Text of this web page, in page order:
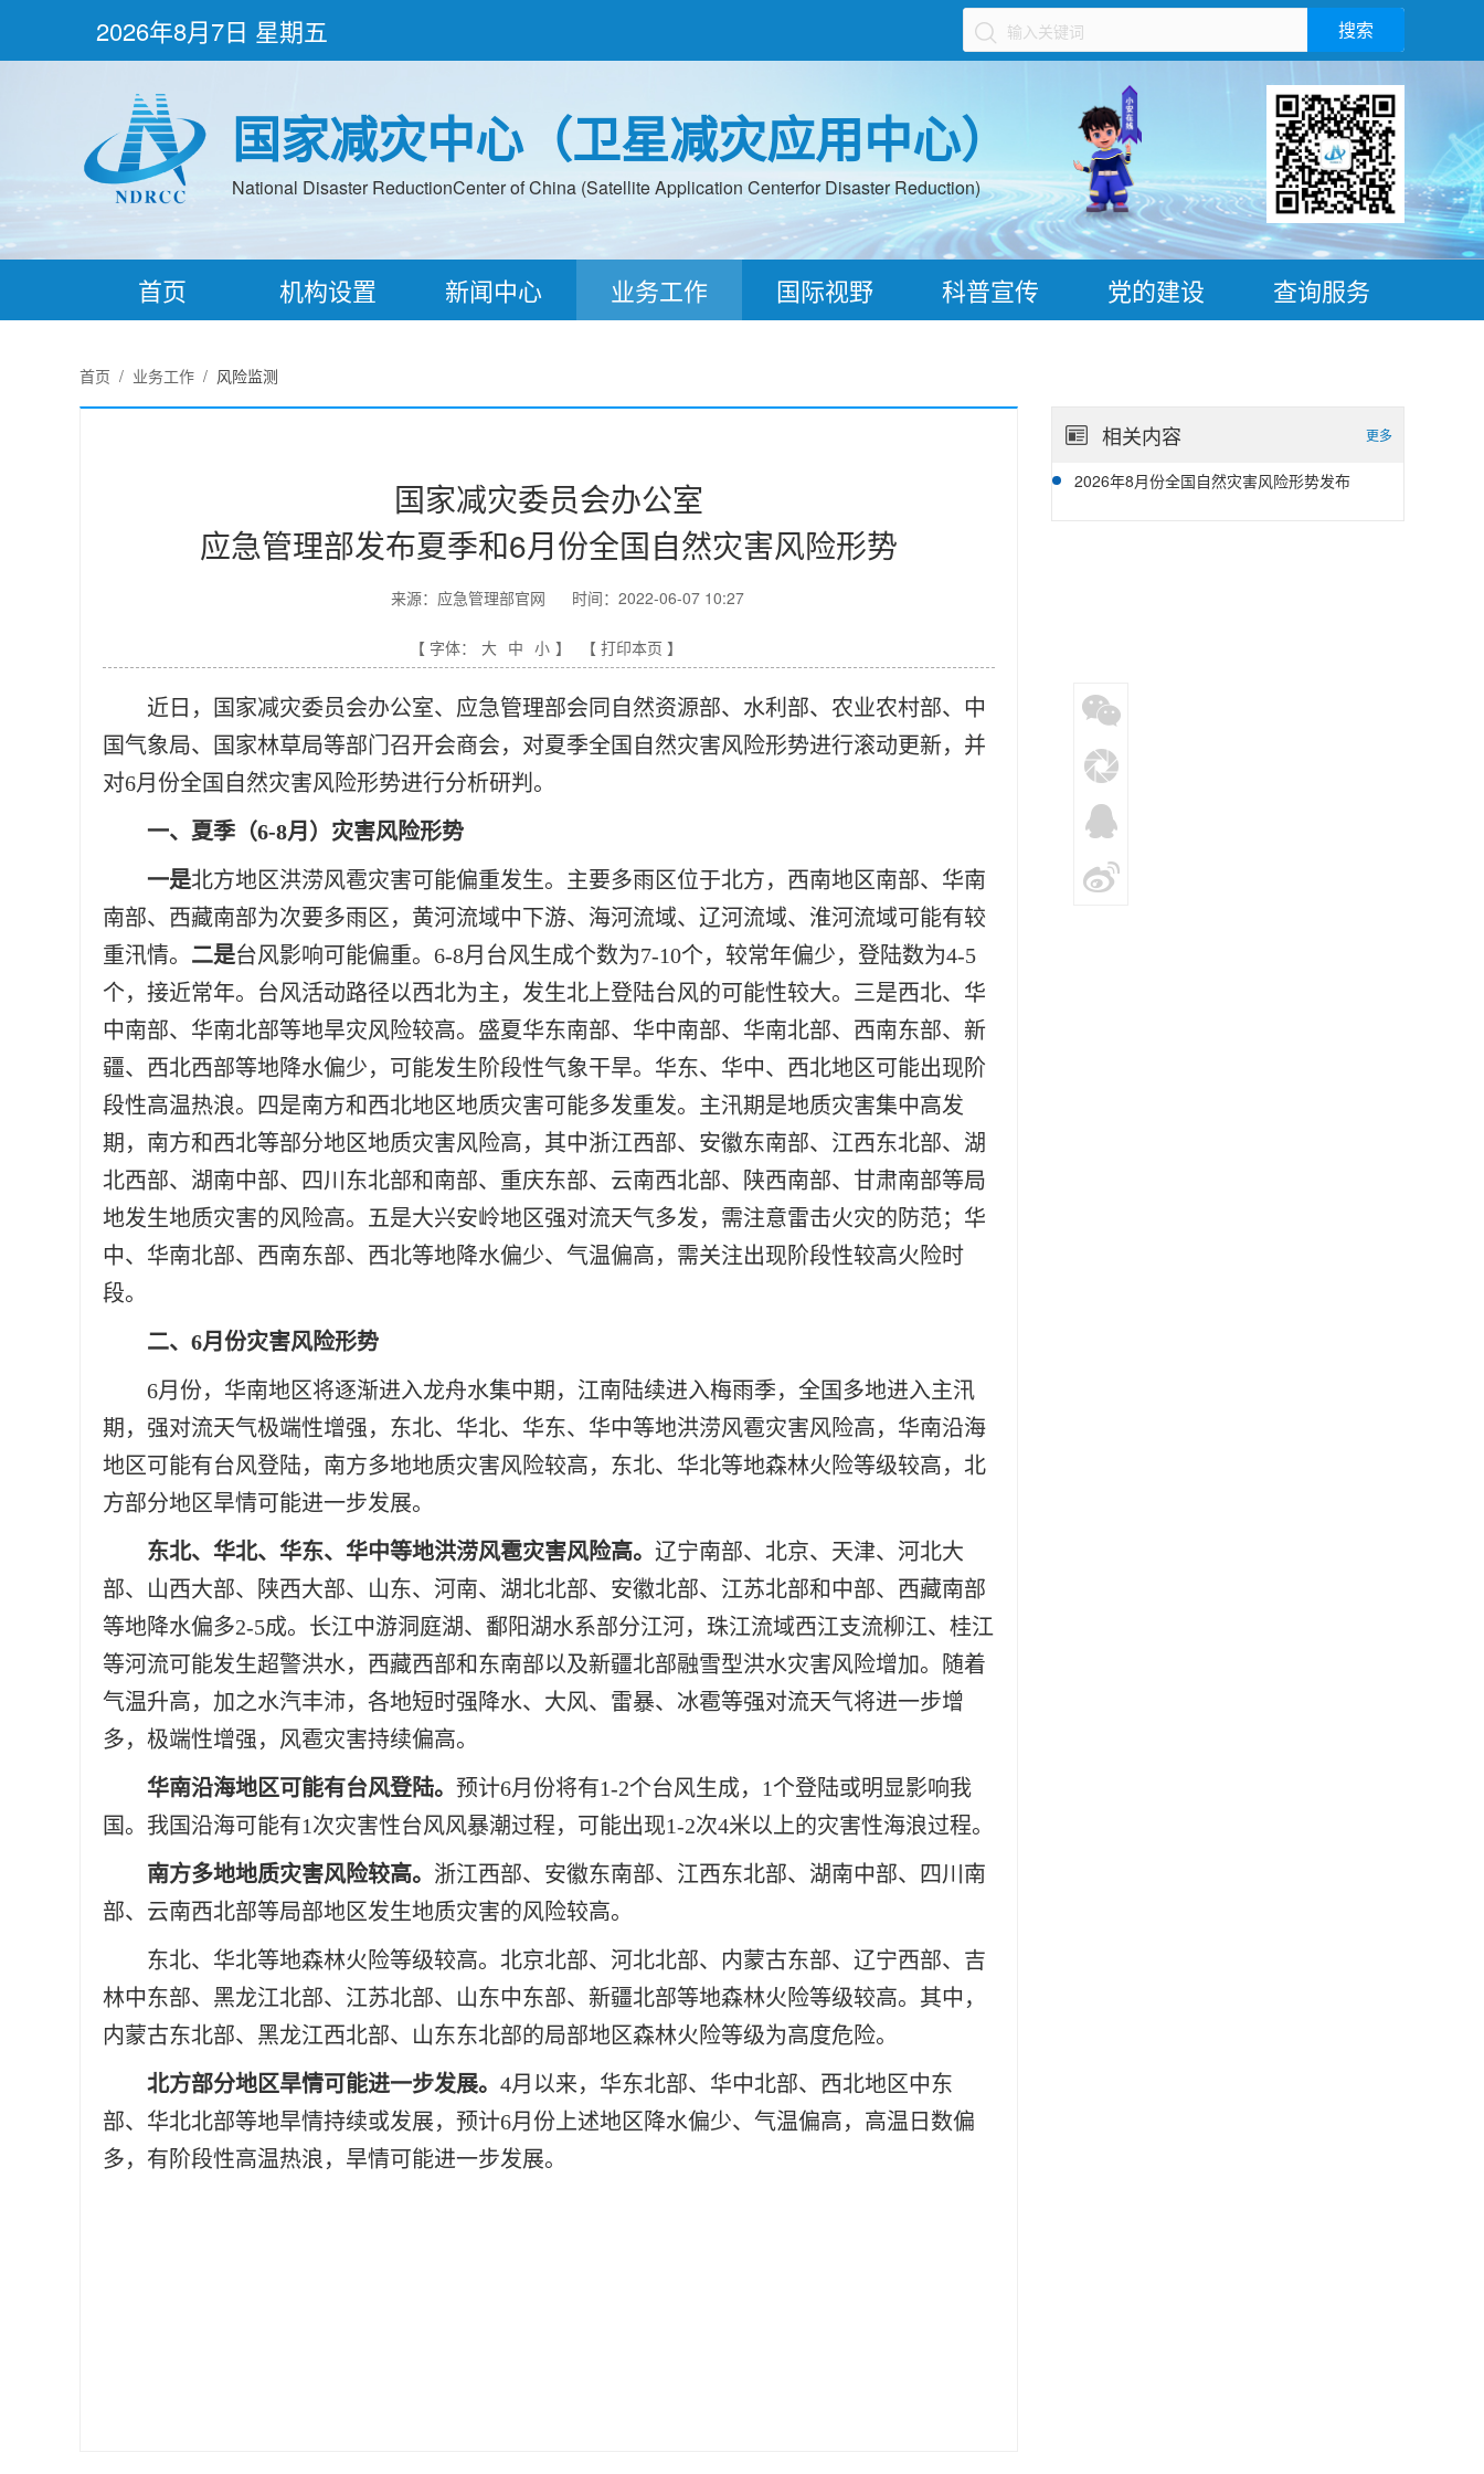
2026年8月7日 星期五 搜索
国家减灾中心（卫星减灾应用中心）
National Disaster ReductionCenter of China (Satellite Application Centerfor Disaster Reduction)
首页 机构设置 新闻中心 业务工作 国际视野 科普宣传 党的建设 查询服务
首页 / 业务工作 / 风险监测
国家减灾委员会办公室
应急管理部发布夏季和6月份全国自然灾害风险形势
来源：应急管理部官网 时间：2022-06-07 10:27
【 字体： 大 中 小 】 【 打印本页 】
近日，国家减灾委员会办公室、应急管理部会同自然资源部、水利部、农业农村部、中
国气象局、国家林草局等部门召开会商会，对夏季全国自然灾害风险形势进行滚动更新，并
对6月份全国自然灾害风险形势进行分析研判。
一、夏季（6-8月）灾害风险形势
一是北方地区洪涝风雹灾害可能偏重发生。主要多雨区位于北方，西南地区南部、华南
南部、西藏南部为次要多雨区，黄河流域中下游、海河流域、辽河流域、淮河流域可能有较
重汛情。 二是台风影响可能偏重。6-8月台风生成个数为7-10个，较常年偏少，登陆数为4-5
个，接近常年。台风活动路径以西北为主，发生北上登陆台风的可能性较大。三是西北、华
中南部、华南北部等地旱灾风险较高。盛夏华东南部、华中南部、华南北部、西南东部、新
疆、西北西部等地降水偏少，可能发生阶段性气象干旱。华东、华中、西北地区可能出现阶
段性高温热浪。四是南方和西北地区地质灾害可能多发重发。主汛期是地质灾害集中高发
期，南方和西北等部分地区地质灾害风险高，其中浙江西部、安徽东南部、江西东北部、湖
北西部、湖南中部、四川东北部和南部、重庆东部、云南西北部、陕西南部、甘肃南部等局
地发生地质灾害的风险高。五是大兴安岭地区强对流天气多发，需注意雷击火灾的防范；华
中、华南北部、西南东部、西北等地降水偏少、气温偏高，需关注出现阶段性较高火险时
段。
二、6月份灾害风险形势
6月份，华南地区将逐渐进入龙舟水集中期，江南陆续进入梅雨季，全国多地进入主汛
期，强对流天气极端性增强，东北、华北、华东、华中等地洪涝风雹灾害风险高，华南沿海
地区可能有台风登陆，南方多地地质灾害风险较高，东北、华北等地森林火险等级较高，北
方部分地区旱情可能进一步发展。
东北、华北、华东、华中等地洪涝风雹灾害风险高。辽宁南部、北京、天津、河北大
部、山西大部、陕西大部、山东、河南、湖北北部、安徽北部、江苏北部和中部、西藏南部
等地降水偏多2-5成。长江中游洞庭湖、鄱阳湖水系部分江河，珠江流域西江支流柳江、桂江
等河流可能发生超警洪水，西藏西部和东南部以及新疆北部融雪型洪水灾害风险增加。随着
气温升高，加之水汽丰沛，各地短时强降水、大风、雷暴、冰雹等强对流天气将进一步增
多，极端性增强，风雹灾害持续偏高。
华南沿海地区可能有台风登陆。预计6月份将有1-2个台风生成，1个登陆或明显影响我
国。我国沿海可能有1次灾害性台风风暴潮过程，可能出现1-2次4米以上的灾害性海浪过程。
南方多地地质灾害风险较高。 浙江西部、安徽东南部、江西东北部、湖南中部、四川南
部、云南西北部等局部地区发生地质灾害的风险较高。
东北、华北等地森林火险等级较高。北京北部、河北北部、内蒙古东部、辽宁西部、吉
林中东部、黑龙江北部、江苏北部、山东中东部、新疆北部等地森林火险等级较高。其中，
内蒙古东北部、黑龙江西北部、山东东北部的局部地区森林火险等级为高度危险。
北方部分地区旱情可能进一步发展。4月以来，华东北部、华中北部、西北地区中东
部、华北北部等地旱情持续或发展，预计6月份上述地区降水偏少、气温偏高，高温日数偏
多，有阶段性高温热浪，旱情可能进一步发展。
相关内容 更多
2026年8月份全国自然灾害风险形势发布